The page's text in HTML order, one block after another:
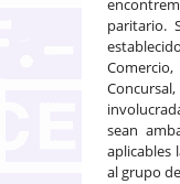
paritario.
sean
aplicables
al grupo